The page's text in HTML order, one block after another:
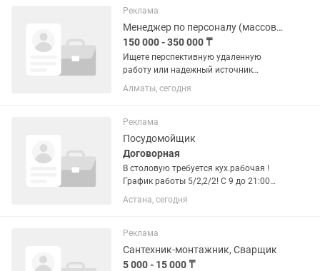
Работа через мобильное...
Реклама
Менеджер по персоналу (массовый наим)
150 000 - 350 000 ₸
Ищете перспективную удаленную
работу или надежный источник
дополнительного дохода? Приглашаем
в команду удаленных рекрутеров!
сервис Яндекс Еда и получать
честное...
Алматы, сегодня
Реклама
Посудомойщик
Договорная
В столовую требуется кух.рабочая !
График работы 5/2,2/2! С 9 до 21:00
Ежедневной оплаты нет! Ищем
чистоплотного! любящего свою работу
коллективе! Ответственного! Без...
Астана, сегодня
Реклама
Сантехник-монтажник, Сварщик
5 000 - 15 000 ₸